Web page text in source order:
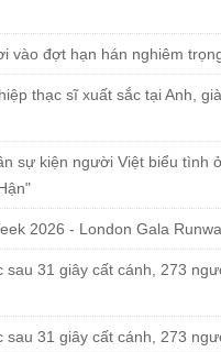
vào đợt hạn hán nghiêm
thạc sĩ xuất sắc tại Anh,
sự kiện người Việt biểu tình
2026 - London Gala
sau 31 giây cất cánh, 273
sau 31 giây cất cánh, 273